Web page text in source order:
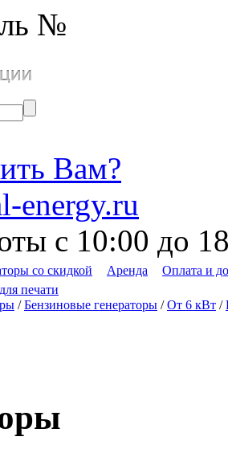
№
Вам?
energy.ru
с 10:00 до
со скидкой Аренда
Оплата и
печати
/Бензиновые генераторы /От 6 кВт /